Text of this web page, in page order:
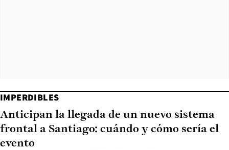
IMPERDIBLES
Anticipan la llegada de un nuevo sistema
frontal a Santiago: cuándo y cómo sería el
evento